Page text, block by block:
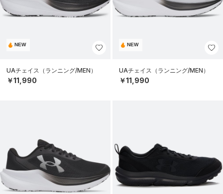
NEW
UAチェイス（ランニング/MEN）
￥11,990
NEW
UAチェイス（ランニング/MEN）
￥11,990